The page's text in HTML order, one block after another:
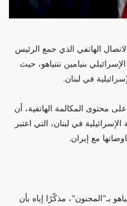
الهاتفي الذي جمع الرئيس
بنيامين نتنياهو، حيث
في لبنان.
محتوى المكالمة الهاتفية، أن
في لبنان، التي اعتبر
مع إيران.
بـ"المجنون"، مذكّرًا إياه بأن